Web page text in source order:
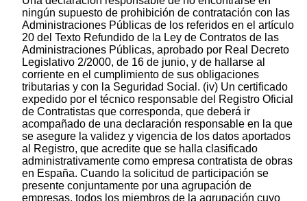
ningún supuesto de prohibición de contratación con las
Administraciones Públicas de los referidos en el artículo
20 del Texto Refundido de la Ley de Contratos de las
Administraciones Públicas, aprobado por Real Decreto
Legislativo 2/2000, de 16 de junio, y de hallarse al
corriente en el cumplimiento de sus obligaciones
tributarias y con la Seguridad Social. (iv) Un certificado
expedido por el técnico responsable del Registro Oficial
de Contratistas que corresponda, que deberá ir
acompañado de una declaración responsable en la que
se asegure la validez y vigencia de los datos aportados
al Registro, que acredite que se halla clasificado
administrativamente como empresa contratista de obras
en España. Cuando la solicitud de participación se
presente conjuntamente por una agrupación de
empresas, todos los miembros de la agrupación cuyo